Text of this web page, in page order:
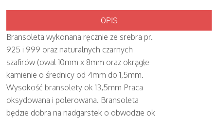
OPIS
Bransoleta wykonana ręcznie ze srebra pr.
925 i 999 oraz naturalnych czarnych
szafirów (owal 10mm x 8mm oraz okrągłe
kamienie o średnicy od 4mm do 1,5mm.
Wysokość bransolety ok 13,5mm Praca
oksydowana i polerowana. Bransoleta
będzie dobra na nadgarstek o obwodzie ok